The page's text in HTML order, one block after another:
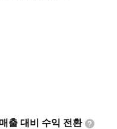
매출 대비 수익 전환